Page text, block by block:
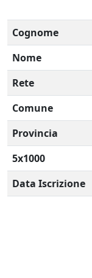
Cognome
Nome
Rete
Comune
Provincia
5x1000
Data Iscrizione